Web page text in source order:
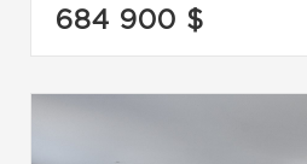
684 900 $